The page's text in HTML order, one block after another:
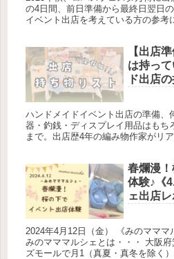
の4日間、前日準備から最終日翌日
イベント出店を考えている方の参考
【出店
は持っ
ド出店
ハンドメイドイベント出店の準備、
器・釣銭・ディスプレイ用品はもち
まで。出店歴4年の編み物作家がリ
春爛漫
体験♪《
ェ出店レ
2024年4月12日（金） 《みのマママ
みのマママルシェとは・・・ 大阪
ズモールで月1（真夏・真冬を除く